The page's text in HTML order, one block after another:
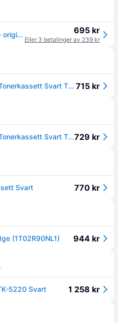
KYOCERA TK 5220K - svart - original - tonerpatron (1T02R90NL1) 695 kr
Eller 3 betalinger av 239 kr
Kyocera Kyocera TK-5220 K Tonerkassett Svart TK-5220K 715 kr
Kyocera Kyocera TK-5220 K Tonerkassett Svart TK-5220K Tilsvarer: N/A729 kr
Svart 770 kr
(1T02R90NL1) 944 kr
5220 Svart 1 258 kr